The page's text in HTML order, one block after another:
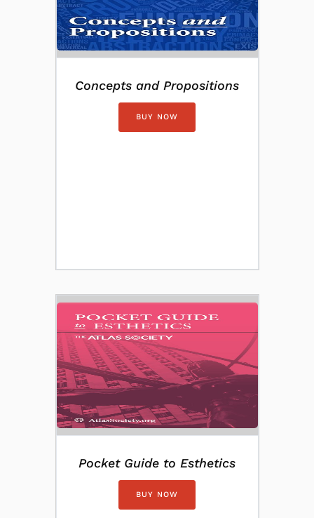
Concepts and Propositions
BUY NOW
Pocket Guide to Esthetics
BUY NOW